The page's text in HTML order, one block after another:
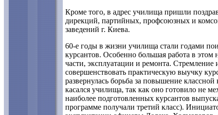
Кроме того, в адрес училища пришли
дирекций, партийных, профсоюзных и
заведений г. Киева.
60-е годы в жизни училища стали годами
курсантов. Особенно большая работа в
части, эксплуатации и ремонта. Стремление
совершенствовать практическую выучку
развернулась борьба за повышение
касался училища, так как оно готовило не
наиболее подготовленных курсантов
программе получали третий класс).